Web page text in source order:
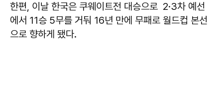
한편, 이날 한국은 쿠웨이트전 대승으로 2·3차 예선
에서 11승 5무를 거둬 16년 만에 무패로 월드컵 본선
으로 향하게 됐다.